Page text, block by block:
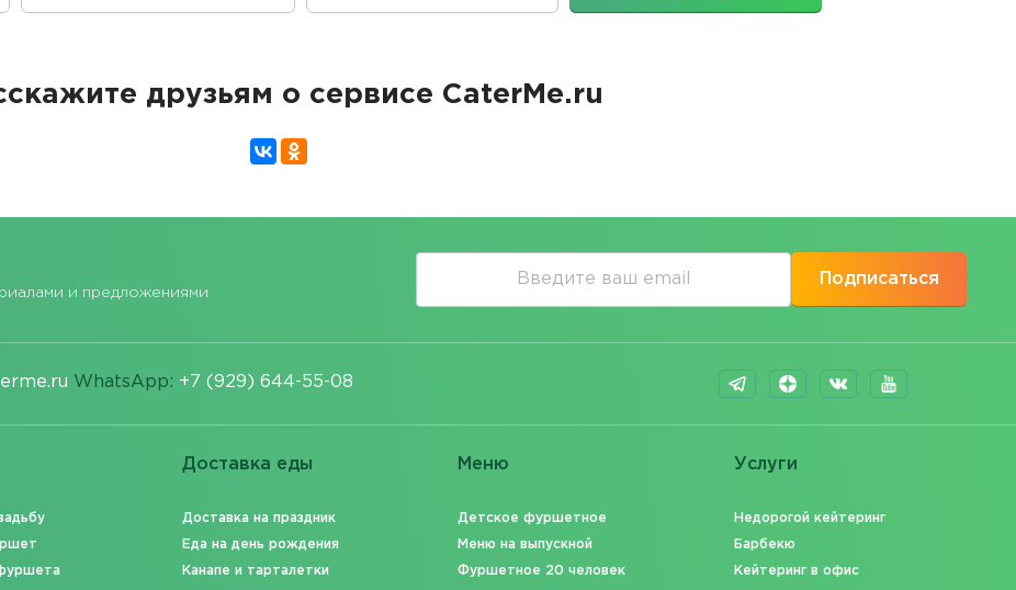
друзьям о сервисе CaterMe.ru
и предложениями
Подписаться
WhatsApp: +7 (929) 644-55-08
Доставка еды
Доставка на праздник
Еда на день рождения
Канапе и тарталетки
Меню
Детское фуршетное
Меню на выпускной
Фуршетное 20 человек
Услуги
Недорогой кейтеринг
Барбекю
Кейтеринг в офис